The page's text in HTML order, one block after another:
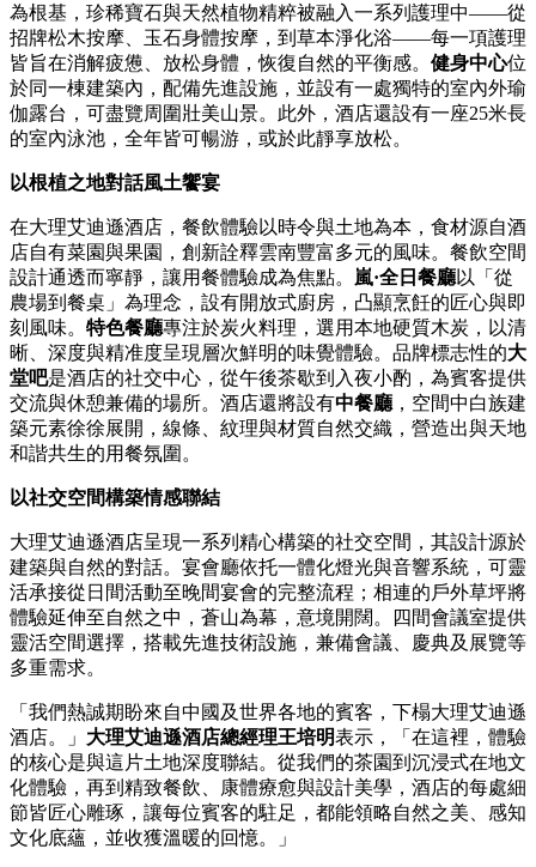
為根基，珍稀寶石與天然植物精粹被融入一系列護理中——從
招牌松木按摩、玉石身體按摩，到草本淨化浴——每一項護理
皆旨在消解疲憊、放松身體，恢復自然的平衡感。 健身中心位
於同一棟建築內，配備先進設施，並設有一處獨特的室內外瑜
伽露台，可盡覽周圍壯美山景。此外，酒店還設有一座25米長
的室內泳池，全年皆可暢游，或於此靜享放松。
以根植之地對話風土饗宴
在大理艾迪遜酒店，餐飲體驗以時令與土地為本，食材源自酒
店自有菜園與果園，創新詮釋雲南豐富多元的風味。餐飲空間
設計通透而寧靜，讓用餐體驗成為焦點。
嵐·全日餐廳以「從
農場到餐桌」為理念，設有開放式廚房，凸顯烹飪的匠心與即
刻風味。 特色餐廳專注於炭火料理，選用本地硬質木炭，以清
晰、深度與精准度呈現層次鮮明的味覺體驗。品牌標志性的大
堂吧是酒店的社交中心，從午後茶歇到入夜小酌，為賓客提供
交流與休憩兼備的場所。酒店還將設有中餐廳 ，空間中白族建
築元素徐徐展開，線條、紋理與材質自然交織，營造出與天地
和諧共生的用餐氛圍。
以社交空間構築情感聯結
大理艾迪遜酒店呈現一系列精心構築的社交空間，其設計源於
建築與自然的對話。宴會廳依托一體化燈光與音響系統，可靈
活承接從日間活動至晚間宴會的完整流程；相連的戶外草坪將
體驗延伸至自然之中，蒼山為幕，意境開闊。四間會議室提供
靈活空間選擇，搭載先進技術設施，兼備會議、慶典及展覽等
多重需求。
「我們熱誠期盼來自中國及世界各地的賓客，下榻大理艾迪遜
酒店。」 大理艾迪遜酒店總經理王培明表示，「在這裡，體驗
的核心是與這片土地深度聯結。從我們的茶園到沉浸式在地文
化體驗，再到精致餐飲、康體療愈與設計美學，酒店的每處細
節皆匠心雕琢，讓每位賓客的駐足，都能領略自然之美、感知
文化底蘊，並收獲溫暖的回憶。」